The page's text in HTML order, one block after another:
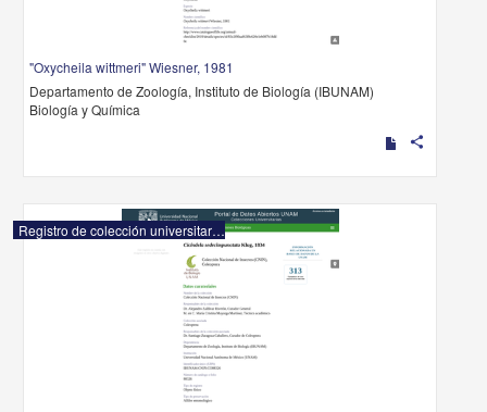
"Oxycheila wittmeri" Wiesner, 1981
Departamento de Zoología, Instituto de Biología (IBUNAM)
Biología y Química
share
Registro de colección universitaria